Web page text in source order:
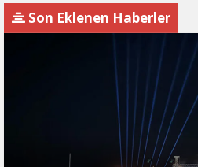
Son Eklenen Haberler